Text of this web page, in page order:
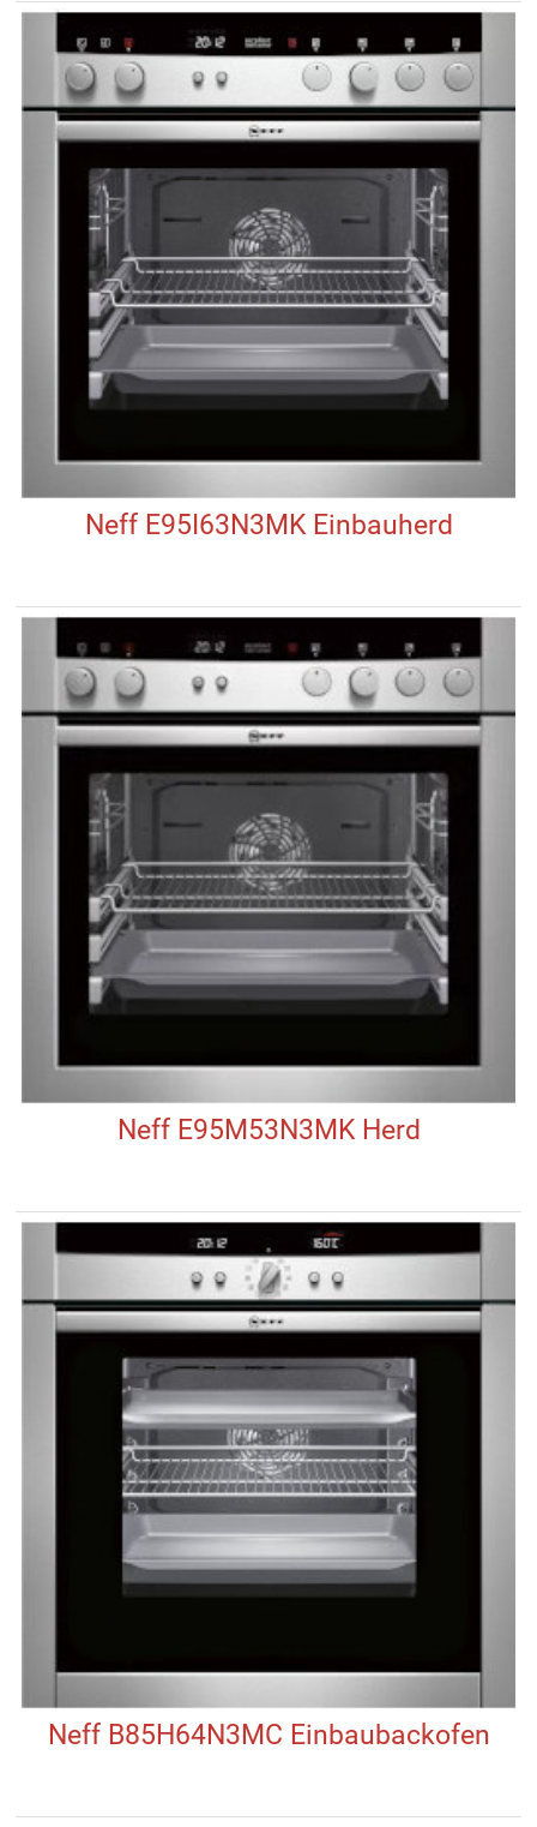
Neff E95I63N3MK Einbauherd
Neff E95M53N3MK Herd
Neff B85H64N3MC Einbaubackofen